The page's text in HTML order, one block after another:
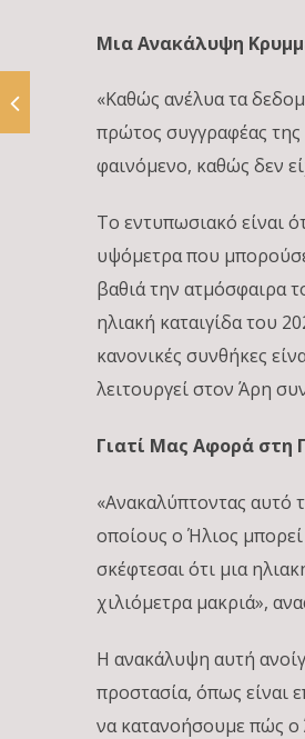
Μια Ανακάλυψη
«Καθώς ανέλυα τα
πρώτος συγγραφέας της
φαινόμενο, καθώς δεν
Το εντυπωσιακό είναι
υψόμετρα που
βαθιά την ατμόσφαιρα
ηλιακή καταιγίδα του
κανονικές συνθήκες
λειτουργεί στον Άρη
Γιατί Μας Αφορά στη
«Ανακαλύπτοντας αυτό
οποίους ο Ήλιος
σκέφτεσαι ότι μια
χιλιόμετρα μακριά»,
Η ανακάλυψη αυτή
προστασία, όπως είναι
να κατανοήσουμε πώς ο